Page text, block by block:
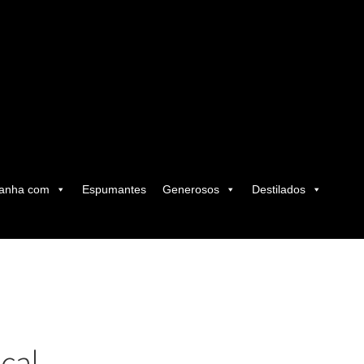
com Espumantes Generosos Destilados